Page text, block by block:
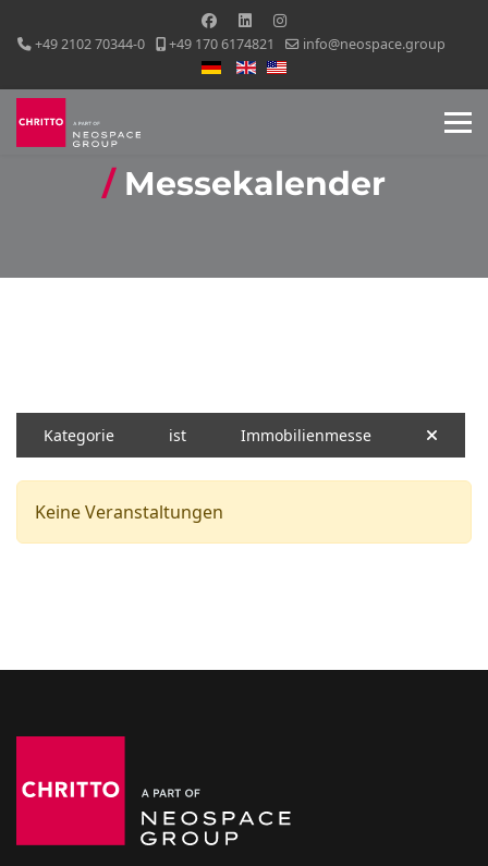
+49 2102 70344-0 +49 170 6174821
info@neospace.group
Sprache auswählen
Messekalender
Kategorie ist Immobilienmesse
Keine Veranstaltungen